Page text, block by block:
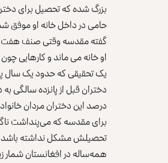
بزرگ شده که تحصیل برای
حامی در داخل خانه او موفق
گفته مقدسه وقتی صنف هفت
او خانه می ماند و کارهایی
درصد این دختران مردان
برای مقدسه که می‌پنداشت
تحصیلش مشکل نداشته
همه‌ساله در افغانستان شمار